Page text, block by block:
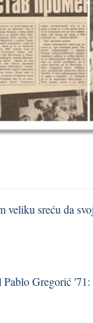
veliku sreću da
Gregorić